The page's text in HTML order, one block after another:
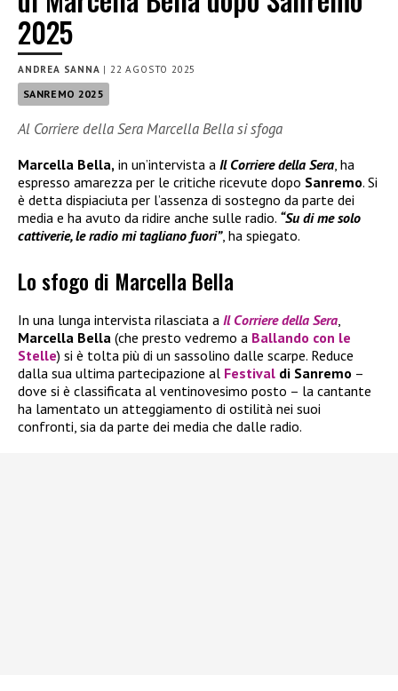
2025
ANDREA SANNA | 22 AGOSTO 2025
SANREMO 2025
Al Corriere della Sera Marcella Bella si sfoga
Marcella Bella, in un’intervista a Il Corriere della Sera, ha
espresso amarezza per le critiche ricevute dopo Sanremo. Si
è detta dispiaciuta per l’assenza di sostegno da parte dei
media e ha avuto da ridire anche sulle radio. “Su di me solo
cattiverie, le radio mi tagliano fuori”, ha spiegato.
Lo sfogo di Marcella Bella
In una lunga intervista rilasciata a Il Corriere della Sera
Marcella Bella (che presto vedremo a Ballando con le
Stelle) si è tolta più di un sassolino dalle scarpe. Reduce
dalla sua ultima partecipazione al Festival di Sanremo –
dove si è classificata al ventinovesimo posto – la cantante
ha lamentato un atteggiamento di ostilità nei suoi
confronti, sia da parte dei media che dalle radio.